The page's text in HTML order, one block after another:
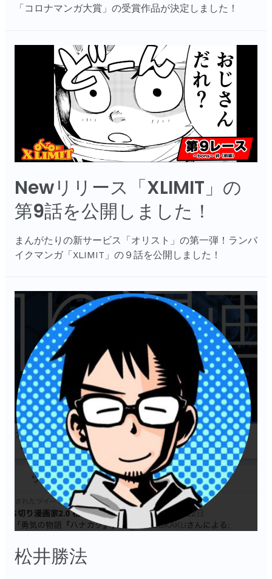
「コロナマンガ大賞」の受賞作品が決定しました！
Newリリース「XLIMIT」の
第9話を公開しました！
まんがたりの新サービス「オリスト」の第一弾！ランバ
イクマンガ「XLIMIT」の９話を公開しました！
松井勝法